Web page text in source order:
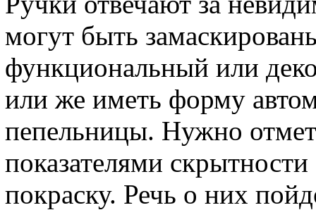
могут быть
функциональный или
или же иметь форму
пепельницы. Нужно
показателями
покраску. Речь о них